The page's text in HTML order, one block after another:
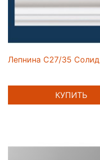
Лепнина C27/35 Солид
КУПИТЬ